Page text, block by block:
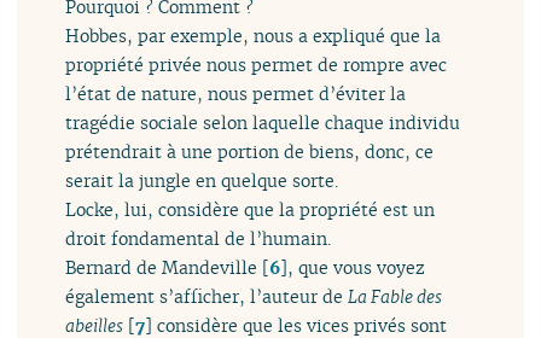
Pourquoi ? Comment ?
Hobbes, par exemple, nous a expliqué que la
propriété privée nous permet de rompre avec
l’état de nature, nous permet d’éviter la
tragédie sociale selon laquelle chaque individu
prétendrait à une portion de biens, donc, ce
serait la jungle en quelque sorte.
Locke, lui, considère que la propriété est un
droit fondamental de l’humain.
Bernard de Mandeville [6], que vous voyez
également s’afficher, l’auteur deLa Fable des
abeilles [7] considère que les vices privés sont